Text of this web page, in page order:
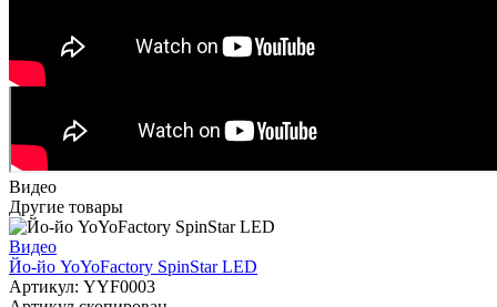
Видео
Другие товары
Видео
Йо-йо YoYoFactory SpinStar LED
Артикул: YYF0003